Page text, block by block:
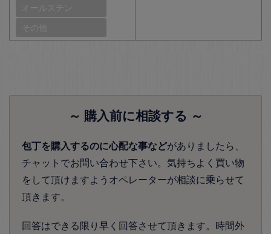
オールステン
その他
～ 購入前に相談する ～
包丁を購入するのに心配な事などがありましたら、
チャットでお問い合わせ下さい。気持ちよく買い物
をして頂けますようオペレーターが相談に乗らせて
頂きます。
回答はできる限り早く回答させて頂きます。時間外